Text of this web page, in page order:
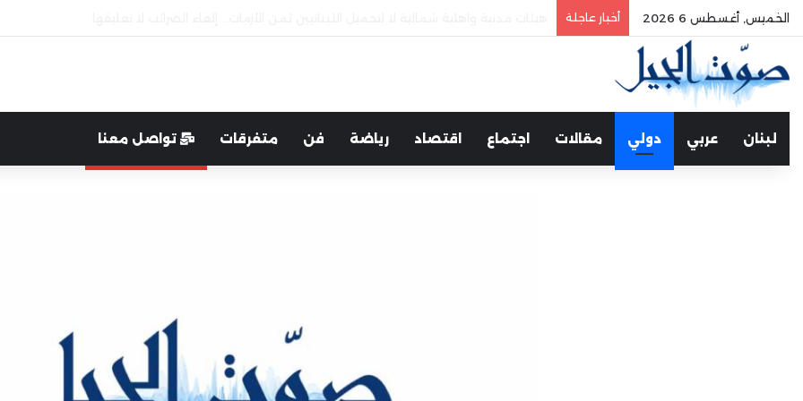
الخميس, أغسطس 6 2026 أخبار عاجلة
لبنان عربي دولي مقالات اجتماع اقتصاد رياضة فن متفرقات تواصل معنا